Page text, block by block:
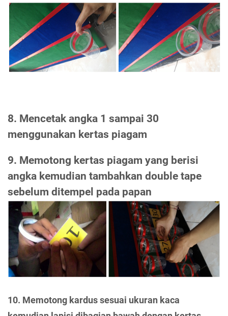
8. Mencetak angka 1 sampai 30
menggunakan kertas piagam
9. Memotong kertas piagam yang berisi
angka kemudian tambahkan double tape
sebelum ditempel pada papan
10. Memotong kardus sesuai ukuran kaca